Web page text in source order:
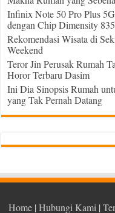
Infinix Note 50 Pro Plus
dengan Chip Dimensity
Rekomendasi Wisata di
Weekend
Teror Jin Perusak Rumah
Horor Terbaru Dasim
Ini Dia Sinopsis Rumah
yang Tak Pernah Datang
Home |Hubungi Kami |